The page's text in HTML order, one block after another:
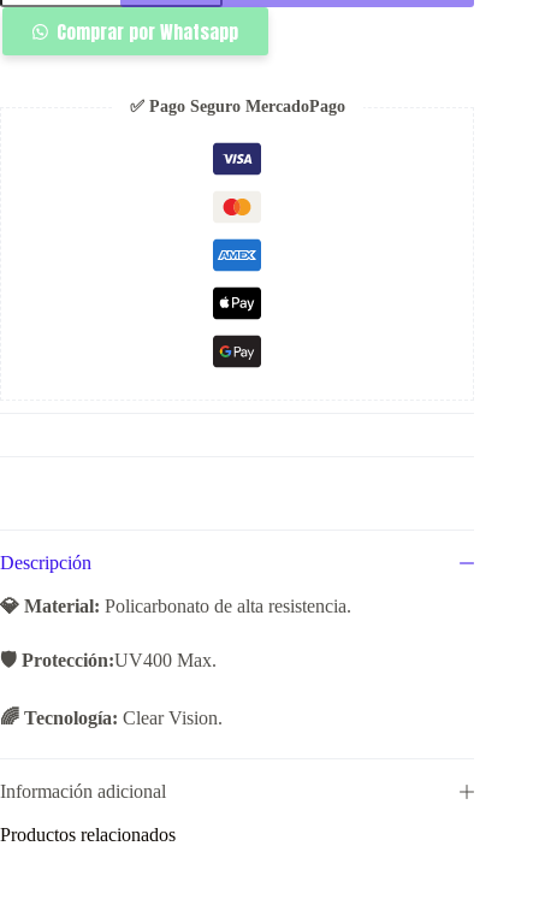
Comprar por Whatsapp
✅ Pago Seguro MercadoPago
Descripción
💎 Material: Policarbonato de alta resistencia.
🛡️ Protección:UV400 Max.
🌈 Tecnología: Clear Vision.
Información adicional
Productos relacionados